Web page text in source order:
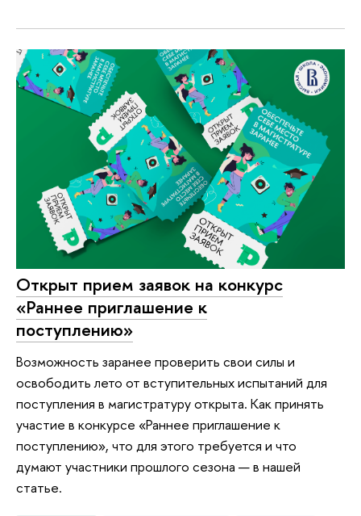
Открыт прием заявок на конкурс
«Раннее приглашение к
поступлению»
Возможность заранее проверить свои силы и
освободить лето от вступительных испытаний для
поступления в магистратуру открыта. Как принять
участие в конкурсе «Раннее приглашение к
поступлению», что для этого требуется и что
думают участники прошлого сезона — в нашей
статье.